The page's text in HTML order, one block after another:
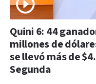
Quini 6: 44
millones de
se llevó más de
Segunda